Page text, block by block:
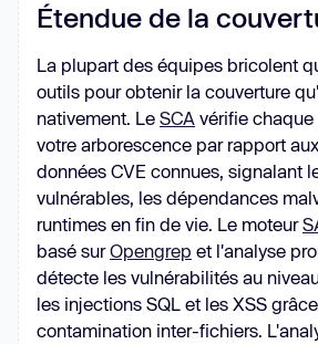
Étendue de la
La plupart des équipes bricolent
outils pour obtenir la couverture
nativement. Le SCA vérifie
votre arborescence par rapport
données CVE connues, signalant
vulnérables, les dépendances
runtimes en fin de vie. Le moteur
basé surOpengrep et l'analyse
détecte les vulnérabilités au
les injections SQL et les XSS
contamination inter-fichiers.